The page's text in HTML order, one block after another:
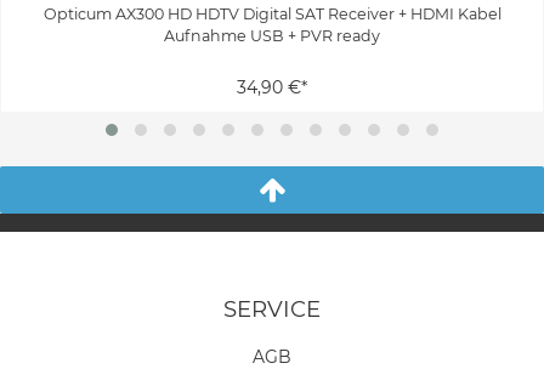
Opticum AX300 HD HDTV Digital SAT Receiver + HDMI Kabel
Aufnahme USB + PVR ready
34,90 €*
SERVICE
AGB